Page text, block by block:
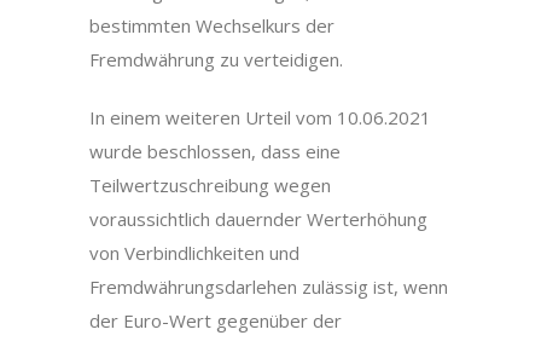
bestimmten Wechselkurs der
Fremdwährung zu verteidigen.
In einem weiteren Urteil vom 10.06.2021
wurde beschlossen, dass eine
Teilwertzuschreibung wegen
voraussichtlich dauernder Werterhöhung
von Verbindlichkeiten und
Fremdwährungsdarlehen zulässig ist, wenn
der Euro-Wert gegenüber der